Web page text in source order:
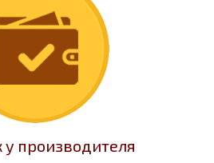
у производителя